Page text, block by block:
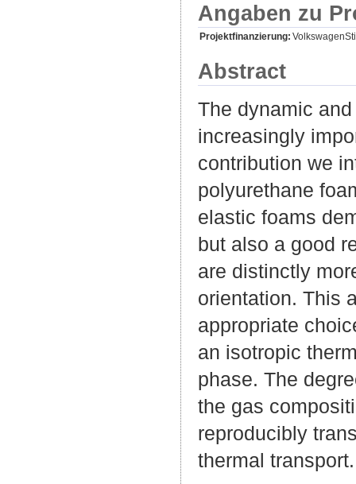
Angaben zu
Projektfinanzierung:
Abstract
The dynamic
increasingly
contribution we
polyurethane
elastic foams
but also a good
are distinctly
orientation. This
appropriate
an isotropic
phase. The
the gas
reproducibly
thermal transport.